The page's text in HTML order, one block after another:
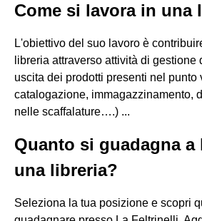
Come si lavora in una
L'obiettivo del suo lavoro è
libreria attraverso attività di gestione
uscita dei prodotti presenti nel punto
catalogazione, immagazzinamento,
nelle scaffalature….) ...
Quanto si guadagna a
una libreria?
Seleziona la tua posizione e scopri